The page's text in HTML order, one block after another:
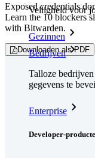
Veiligheid voor
Gezinnen
Bedrijven
Talloze
gegevens te
Enterprise
Developer-
Exposed credentials
Learn the 10 blockers
with Bitwarden.
Downloaden als PDF